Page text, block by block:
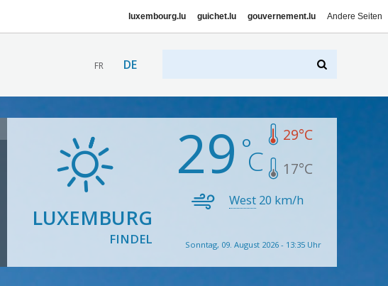
luxembourg.lu guichet.lu gouvernement.lu Andere Seiten
FR DE
LUXEMBURG
FINDEL
29 29°C
17°C
West 20 km/h
Sonntag, 09. August 2026 - 13:35 Uhr